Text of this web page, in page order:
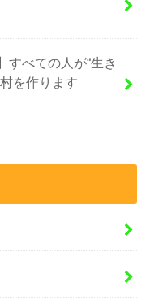
すべての人が“生き
を作ります